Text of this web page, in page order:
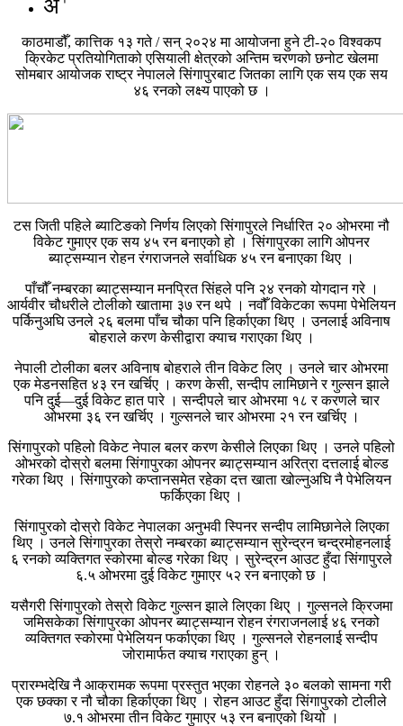
अ
काठमाडौँ, कात्तिक १३ गते / सन् २०२४ मा आयोजना हुने टी-२० विश्वकप
क्रिकेट प्रतियोगिताको एसियाली क्षेत्रको अन्तिम चरणको छनोट खेलमा
सोमबार आयोजक राष्ट्र नेपालले सिंगापुरबाट जितका लागि एक सय एक सय
४६ रनको लक्ष्य पाएको छ ।
टस जिती पहिले ब्याटिङको निर्णय लिएको सिंगापुरले निर्धारित २० ओभरमा नौ
विकेट गुमाएर एक सय ४५ रन बनाएको हो । सिंगापुरका लागि ओपनर
ब्याट्सम्यान रोहन रंगराजनले सर्वाधिक ४५ रन बनाएका थिए ।
पाँचौँ नम्बरका ब्याट्सम्यान मनप्रित सिंहले पनि २४ रनको योगदान गरे ।
आर्यवीर चौधरीले टोलीको खातामा ३७ रन थपे । नवौँ विकेटका रूपमा पेभेलियन
पर्किनुअघि उनले २६ बलमा पाँच चौका पनि हिर्काएका थिए । उनलाई अविनाष
बोहराले करण केसीद्वारा क्याच गराएका थिए ।
नेपाली टोलीका बलर अविनाष बोहराले तीन विकेट लिए । उनले चार ओभरमा
एक मेडनसहित ४३ रन खर्चिए । करण केसी, सन्दीप लामिछाने र गुल्सन झाले
पनि दुई—दुई विकेट हात पारे । सन्दीपले चार ओभरमा १८ र करणले चार
ओभरमा ३६ रन खर्चिए । गुल्सनले चार ओभरमा २१ रन खर्चिए ।
सिंगापुरको पहिलो विकेट नेपाल बलर करण केसीले लिएका थिए । उनले पहिलो
ओभरको दोस्रो बलमा सिंगापुरका ओपनर ब्याट्सम्यान अरित्रा दत्तलाई बोल्ड
गरेका थिए । सिंगापुरको कप्तानसमेत रहेका दत्त खाता खोल्नुअघि नै पेभेलियन
फर्किएका थिए ।
सिंगापुरको दोस्रो विकेट नेपालका अनुभवी स्पिनर सन्दीप लामिछानेले लिएका
थिए । उनले सिंगापुरका तेस्रो नम्बरका ब्याट्सम्यान सुरेन्द्रन चन्द्रमोहनलाई
६ रनको व्यक्तिगत स्कोरमा बोल्ड गरेका थिए । सुरेन्द्रन आउट हुँदा सिंगापुरले
६.५ ओभरमा दुई विकेट गुमाएर ५२ रन बनाएको छ ।
यसैगरी सिंगापुरको तेस्रो विकेट गुल्सन झाले लिएका थिए् । गुल्सनले क्रिजमा
जमिसकेका सिंगापुरका ओपनर ब्याट्सम्यान रोहन रंगराजनलाई ४६ रनको
व्यक्तिगत स्कोरमा पेभेलियन फर्काएका थिए । गुल्सनले रोहनलाई सन्दीप
जोरामार्फत क्याच गराएका हुन् ।
प्रारम्भदेखि नै आक्रामक रूपमा प्रस्तुत भएका रोहनले ३० बलको सामना गरी
एक छक्का र नौ चौका हिर्काएका थिए । रोहन आउट हुँदा सिंगापुरको टोलीले
७.१ ओभरमा तीन विकेट गुमाएर ५३ रन बनाएको थियो ।